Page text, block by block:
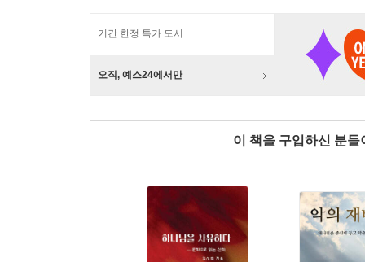
기간 한정 특가 도서
오직, 예스24에서만
이 책을 구입하신 분